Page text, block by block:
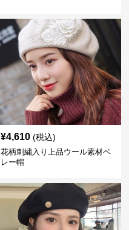
¥4,610 (税込)
花柄刺繍入り上品ウール素材ベ
レー帽